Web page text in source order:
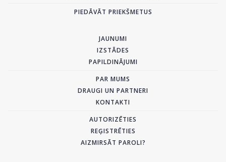
PIEDĀVĀT PRIEKŠMETUS
JAUNUMI
IZSTĀDES
PAPILDINĀJUMI
PAR MUMS
DRAUGI UN PARTNERI
KONTAKTI
AUTORIZĒTIES
REĢISTRĒTIES
AIZMIRSĀT PAROLI?